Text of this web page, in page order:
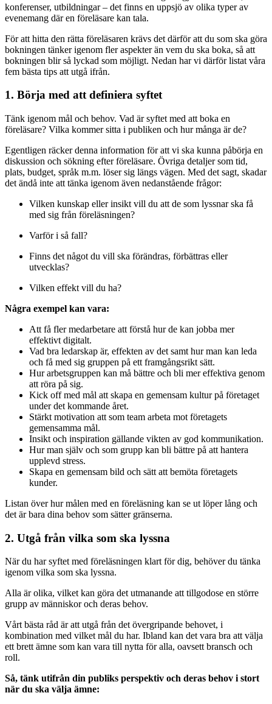
konferenser, utbildningar – det finns en uppsjö av olika typer av
evenemang där en föreläsare kan tala.
För att hitta den rätta föreläsaren krävs det därför att du som ska göra
bokningen tänker igenom fler aspekter än vem du ska boka, så att
bokningen blir så lyckad som möjligt. Nedan har vi därför listat våra
fem bästa tips att utgå ifrån.
1. Börja med att definiera syftet
Tänk igenom mål och behov. Vad är syftet med att boka en
föreläsare? Vilka kommer sitta i publiken och hur många är de?
Egentligen räcker denna information för att vi ska kunna påbörja en
diskussion och sökning efter föreläsare. Övriga detaljer som tid,
plats, budget, språk m.m. löser sig längs vägen. Med det sagt, skadar
det ändå inte att tänka igenom även nedanstående frågor:
Vilken kunskap eller insikt vill du att de som lyssnar ska få
med sig från föreläsningen?
Varför i så fall?
Finns det något du vill ska förändras, förbättras eller
utvecklas?
Vilken effekt vill du ha?
Några exempel kan vara:
Att få fler medarbetare att förstå hur de kan jobba mer
effektivt digitalt.
Vad bra ledarskap är, effekten av det samt hur man kan leda
och få med sig gruppen på ett framgångsrikt sätt.
Hur arbetsgruppen kan må bättre och bli mer effektiva genom
att röra på sig.
Kick off med mål att skapa en gemensam kultur på företaget
under det kommande året.
Stärkt motivation att som team arbeta mot företagets
gemensamma mål.
Insikt och inspiration gällande vikten av god kommunikation.
Hur man själv och som grupp kan bli bättre på att hantera
upplevd stress.
Skapa en gemensam bild och sätt att bemöta företagets
kunder.
Listan över hur målen med en föreläsning kan se ut löper lång och
det är bara dina behov som sätter gränserna.
2. Utgå från vilka som ska lyssna
När du har syftet med föreläsningen klart för dig, behöver du tänka
igenom vilka som ska lyssna.
Alla är olika, vilket kan göra det utmanande att tillgodose en större
grupp av människor och deras behov.
Vårt bästa råd är att utgå från det övergripande behovet, i
kombination med vilket mål du har. Ibland kan det vara bra att välja
ett brett ämne som kan vara till nytta för alla, oavsett bransch och
roll.
Så, tänk utifrån din publiks perspektiv och deras behov i stort
när du ska välja ämne: